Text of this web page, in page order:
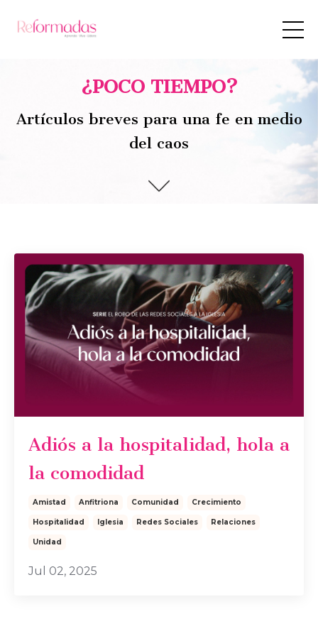
¿POCO TIEMPO?
Artículos breves para una fe en medio
del caos
Adiós a la hospitalidad, hola a
la comodidad
Amistad Anfitriona Comunidad Crecimiento
Hospitalidad Iglesia Redes Sociales Relaciones
Unidad
Jul 02, 2025